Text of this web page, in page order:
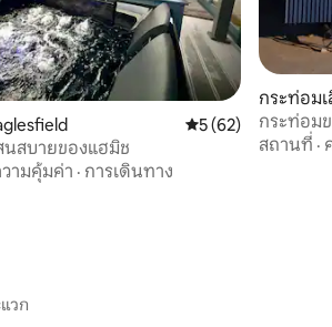
66 รีวิว
คะแนนเฉลี่ย 5 จาก
5 (62)
สบายของแฮมิช
ามคุ้มค่า · การเดินทาง
กระท่อมเ
กระท่อม
ความสุข
สถานที่ ·
วก